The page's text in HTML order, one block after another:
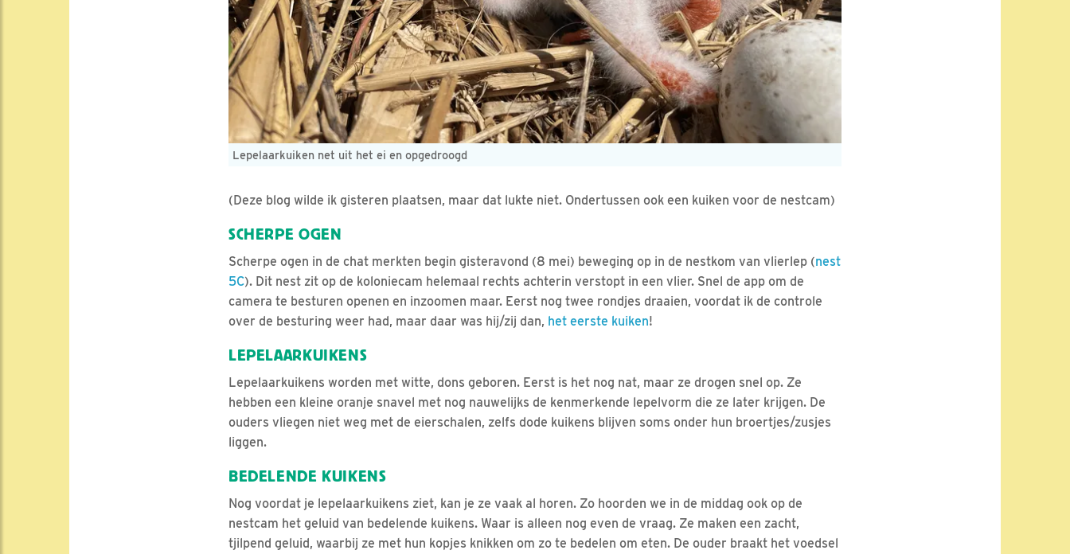
Lepelaarkuiken net uit het ei en opgedroogd
(Deze blog wilde ik gisteren plaatsen, maar dat lukte niet. Ondertussen ook een kuiken voor de nestcam)
SCHERPE OGEN
Scherpe ogen in de chat merkten begin gisteravond (8 mei) beweging op in de nestkom van vlierlep (nest
5C). Dit nest zit op de koloniecam helemaal rechts achterin verstopt in een vlier. Snel de app om de
camera te besturen openen en inzoomen maar. Eerst nog twee rondjes draaien, voordat ik de controle
over de besturing weer had, maar daar was hij/zij dan, het eerste kuiken!
LEPELAARKUIKENS
Lepelaarkuikens worden met witte, dons geboren. Eerst is het nog nat, maar ze drogen snel op. Ze
hebben een kleine oranje snavel met nog nauwelijks de kenmerkende lepelvorm die ze later krijgen. De
ouders vliegen niet weg met de eierschalen, zelfs dode kuikens blijven soms onder hun broertjes/zusjes
liggen.
BEDELENDE KUIKENS
Nog voordat je lepelaarkuikens ziet, kan je ze vaak al horen. Zo hoorden we in de middag ook op de
nestcam het geluid van bedelende kuikens. Waar is alleen nog even de vraag. Ze maken een zacht,
tjilpend geluid, waarbij ze met hun kopjes knikken om zo te bedelen om eten. De ouder braakt het voedsel